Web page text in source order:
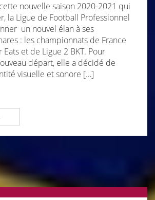
nouvelle saison 2020-2021 qui
la Ligue de Football Professionnel
un nouvel élan à ses
: les championnats de France
et de Ligue 2 BKT. Pour
départ, elle a décidé de
visuelle et sonore […]